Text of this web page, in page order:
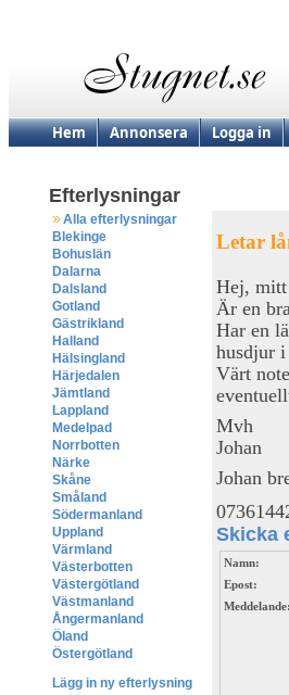
Hem Annonsera Logga in
Efterlysningar
Alla efterlysningar
Blekinge
Bohuslän
Dalarna
Dalsland
Gotland
Gästrikland
Halland
Hälsingland
Härjedalen
Jämtland
Lappland
Medelpad
Norrbotten
Närke
Skåne
Småland
Södermanland
Uppland
Värmland
Västerbotten
Västergötland
Västmanland
Ångermanland
Öland
Östergötland
Lägg in ny efterlysning
Letar
Hej, mitt
Är en
Har en
husdjur i
Värt
Mvh
Johan
Johan
Skicka
Namn:
Epost:
Meddelande: